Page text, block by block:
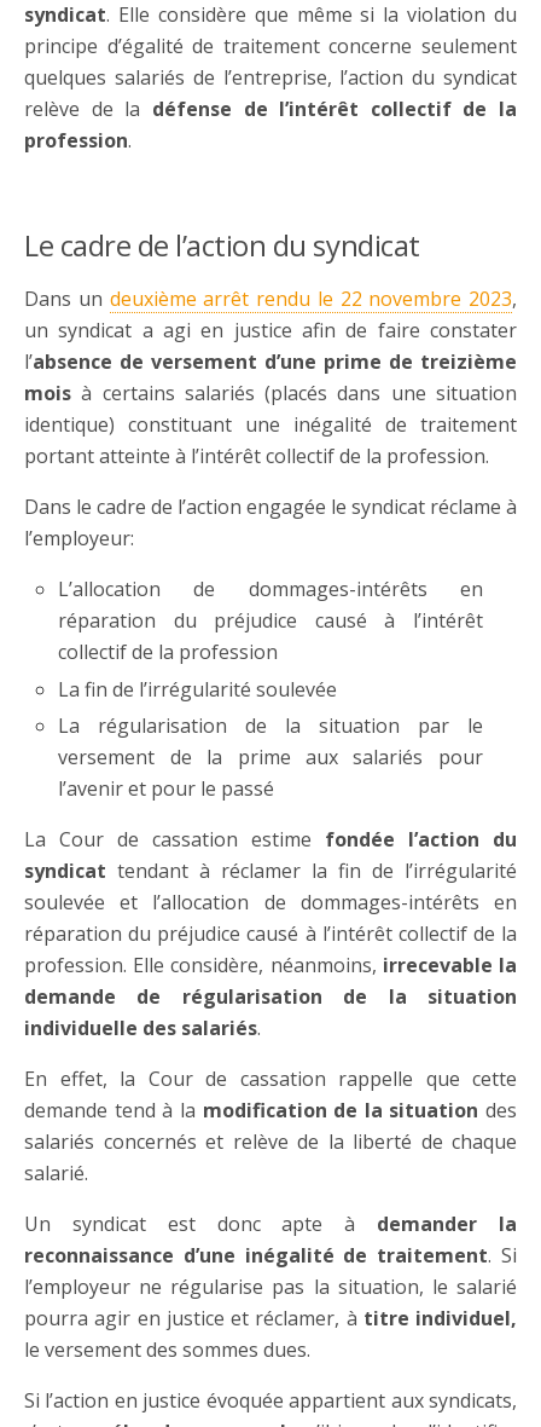
syndicat. Elle considère que même si la violation du
principe d’égalité de traitement concerne seulement
quelques salariés de l’entreprise, l’action du syndicat
relève de la défense de l’intérêt collectif de la
profession.
Le cadre de l’action du syndicat
Dans un deuxième arrêt rendu le 22 novembre 2023,
un syndicat a agi en justice afin de faire constater
l’absence de versement d’une prime de treizième
mois à certains salariés (placés dans une situation
identique) constituant une inégalité de traitement
portant atteinte à l’intérêt collectif de la profession.
Dans le cadre de l’action engagée le syndicat réclame à
l’employeur:
L’allocation de dommages-intérêts en
réparation du préjudice causé à l’intérêt
collectif de la profession
La fin de l’irrégularité soulevée
La régularisation de la situation par le
versement de la prime aux salariés pour
l’avenir et pour le passé
La Cour de cassation estime fondée l’action du
syndicat tendant à réclamer la fin de l’irrégularité
soulevée et l’allocation de dommages-intérêts en
réparation du préjudice causé à l’intérêt collectif de la
profession. Elle considère, néanmoins, irrecevable la
demande de régularisation de la situation
individuelle des salariés.
En effet, la Cour de cassation rappelle que cette
demande tend à la modification de la situation des
salariés concernés et relève de la liberté de chaque
salarié.
Un syndicat est donc apte à demander la
reconnaissance d’une inégalité de traitement. Si
l’employeur ne régularise pas la situation, le salarié
pourra agir en justice et réclamer, à titre individuel,
le versement des sommes dues.
Si l’action en justice évoquée appartient aux syndicats,